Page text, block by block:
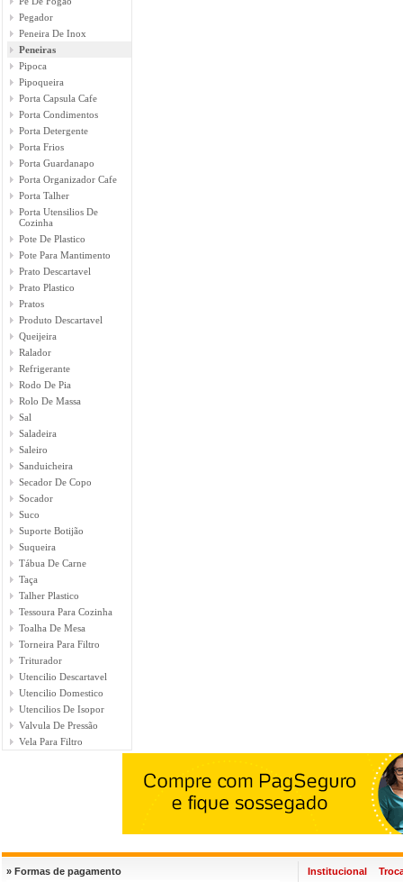
Pegador
Peneira De Inox
Peneiras
Pipoca
Pipoqueira
Porta Capsula Cafe
Porta Condimentos
Porta Detergente
Porta Frios
Porta Guardanapo
Porta Organizador Cafe
Porta Talher
Porta Utensilios De
Cozinha
Pote De Plastico
Pote Para Mantimento
Prato Descartavel
Prato Plastico
Pratos
Produto Descartavel
Queijeira
Ralador
Refrigerante
Rodo De Pia
Rolo De Massa
Sal
Saladeira
Saleiro
Sanduicheira
Secador De Copo
Socador
Suco
Suporte Botijão
Suqueira
Tábua De Carne
Taça
Talher Plastico
Tessoura Para Cozinha
Toalha De Mesa
Torneira Para Filtro
Triturador
Utencilio Descartavel
Utencilio Domestico
Utencilios De Isopor
Valvula De Pressão
Vela Para Filtro
» Formas de pagamento Institucional